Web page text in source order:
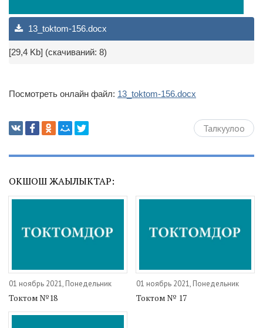
13_toktom-156.docx
[29,4 Kb] (cкачиваний: 8)
Посмотреть онлайн файл: 13_toktom-156.docx
Талкуулоо
ОКШОШ ЖАҢЫЛЫКТАР:
01 ноябрь 2021, Понедельник
Токтом №18
01 ноябрь 2021, Понедельник
Токтом № 17